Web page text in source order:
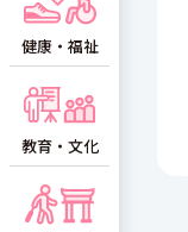
健康・福祉
教育・文化